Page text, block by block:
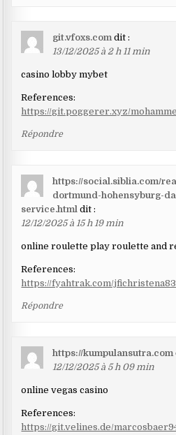
git.vfoxs.com dit :
13/12/2025 à 2 h 11 min
casino lobby mybet
References:
https://git.poggerer.xyz/
Répondre
https://social.siblia.com/
dortmund-hohensyburg-
service.html dit :
12/12/2025 à 15 h 19 min
online roulette play roulette and
References:
https://fyahtrak.com/jfichristena83
Répondre
https://kumpulansutra.com
12/12/2025 à 5 h 09 min
online vegas casino
References:
https://git.velines.de/